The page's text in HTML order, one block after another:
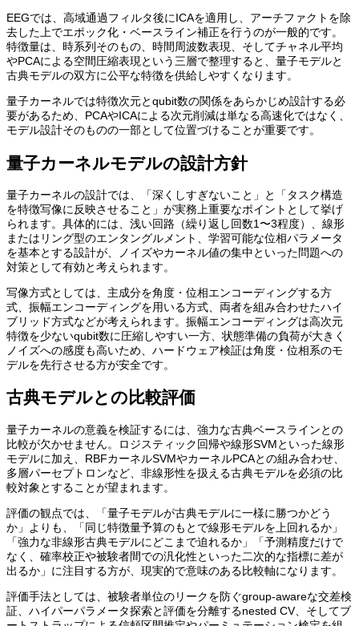
EEGでは、高域通過フィルタ後にICAを適用し、アーチファクトを除
去した上でエポック化・ベースライン補正を行うのが一般的です。
特徴量は、時系列そのもの、時間周波数表現、そしてチャネル平均
やPCAによる空間圧縮表現という三層で整理すると、量子モデルと
古典モデルの双方に公平な特徴を供給しやすくなります。
量子カーネルでは特徴次元とqubit数の関係をあらかじめ設計する必
要があるため、PCAやICAによる次元削減は単なる高速化ではなく、
モデル設計そのものの一部として位置づけることが重要です。
量子カーネルモデルの設計方針
量子カーネルの設計では、「深くしすぎないこと」と「タスク構造
を特徴写像に反映させること」が実務上重要なポイントとして挙げ
られます。具体的には、浅い回路（繰り返し回数1〜3程度）、線形
またはリング型のエンタングルメント、学習可能な位相パラメータ
を基本とする設計が、ノイズやカーネル値の集中といった問題への
対策として有効と考えられます。
写像方式としては、主成分を角度・位相エンコーディングする方
式、振幅エンコーディングを用いる方式、両者を組み合わせたハイ
ブリッド方式などが考えられます。振幅エンコーディングは高次元
特徴を少ないqubit数に圧縮しやすい一方、状態準備の負荷が大きく
ノイズへの感度も高いため、ハードウェア検証は角度・位相系のモ
デルを先行させる方が安全です。
古典モデルとの比較評価
量子カーネルの意義を検証するには、強力な古典ベースラインとの
比較が欠かせません。ロジスティック回帰や線形SVMといった線形
モデルに加え、RBFカーネルSVMやカーネルPCAとの組み合わせ、
多層パーセプトロンなど、非線形性を扱える古典モデルを必須の比
較対象とすることが望まれます。
評価の観点では、「量子モデルが古典モデルに一様に勝つかどう
か」よりも、「同じ特徴量予算のもとで線形モデルを上回れるか」
「強力な非線形古典モデルにどこまで迫れるか」「予測精度だけで
なく、確率校正や被験者間での汎化性といった二次的な指標に差が
出るか」に注目する方が、現実的で意味のある比較軸になります。
評価手法としては、被験者単位のリークを防ぐgroup-awareな交差検
証、ハイパーパラメータ探索と評価を分離するnested CV、そしてブ